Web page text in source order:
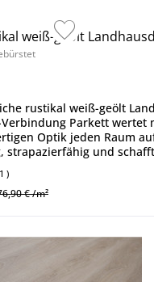
weiß-geölt
rustikal weiß-geölt
Parkett wertet
Optik jeden Raum
strapazierfähig und
)
€ /m²